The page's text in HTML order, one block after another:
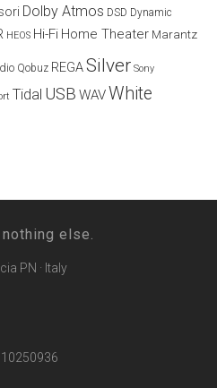
Dolby Atmos DSD Dynamic
HEOS Hi-Fi Home Theater Marantz
Qobuz REGASilver Sony
Tidal USB WAVWhite
else.
PN · Italy